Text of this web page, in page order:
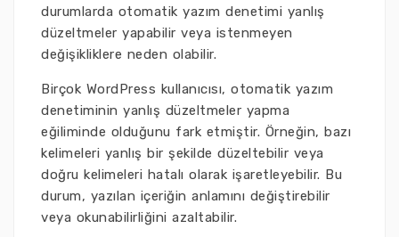
durumlarda otomatik yazım denetimi yanlış
düzeltmeler yapabilir veya istenmeyen
değişikliklere neden olabilir.
Birçok WordPress kullanıcısı, otomatik yazım
denetiminin yanlış düzeltmeler yapma
eğiliminde olduğunu fark etmiştir. Örneğin, bazı
kelimeleri yanlış bir şekilde düzeltebilir veya
doğru kelimeleri hatalı olarak işaretleyebilir. Bu
durum, yazılan içeriğin anlamını değiştirebilir
veya okunabilirliğini azaltabilir.